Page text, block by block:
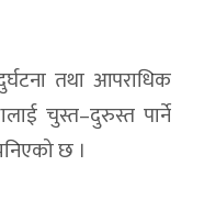
तथा आपराधिक
चुस्त–दुरुस्त पार्ने
छ ।